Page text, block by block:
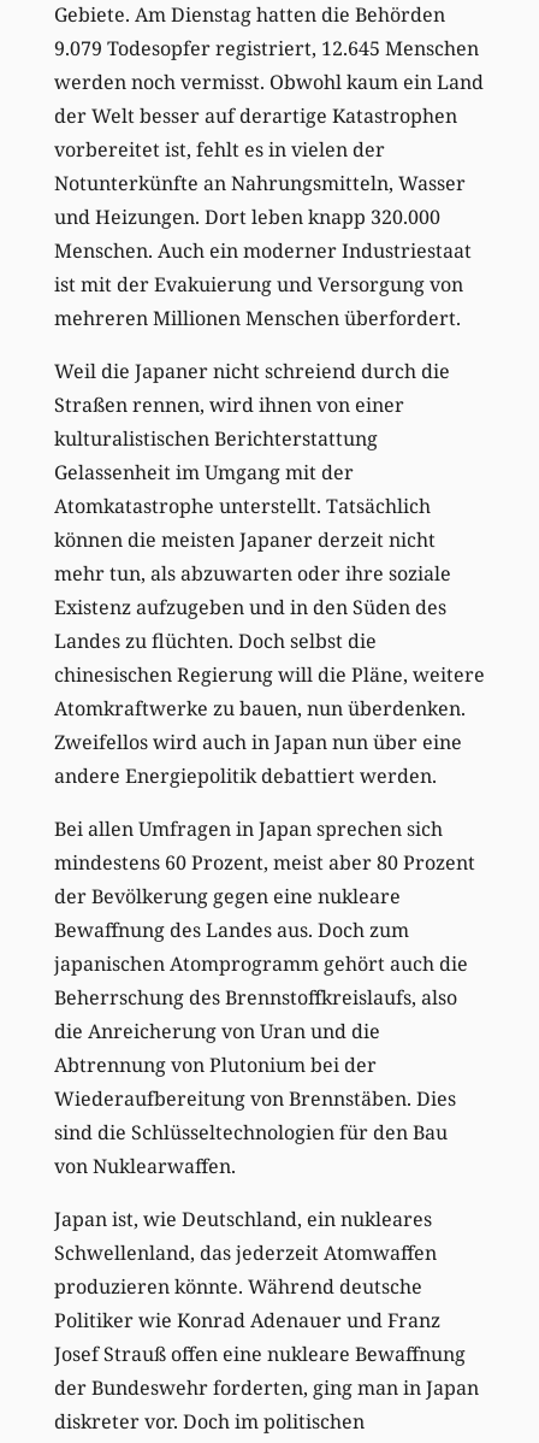
Gebiete. Am Dienstag hatten die Behörden
9.079 Todesopfer registriert, 12.645 Menschen
werden noch vermisst. Obwohl kaum ein Land
der Welt besser auf derartige Katastrophen
vorbereitet ist, fehlt es in vielen der
Notunterkünfte an Nahrungsmitteln, Wasser
und Heizungen. Dort leben knapp 320.000
Menschen. Auch ein moderner Industriestaat
ist mit der Evakuierung und Versorgung von
mehreren Millionen Menschen überfordert.
Weil die Japaner nicht schreiend durch die
Straßen rennen, wird ihnen von einer
kulturalistischen Berichterstattung
Gelassenheit im Umgang mit der
Atomkatastrophe unterstellt. Tatsächlich
können die meisten Japaner derzeit nicht
mehr tun, als abzuwarten oder ihre soziale
Existenz aufzugeben und in den Süden des
Landes zu flüchten. Doch selbst die
chinesischen Regierung will die Pläne, weitere
Atomkraftwerke zu bauen, nun überdenken.
Zweifellos wird auch in Japan nun über eine
andere Energiepolitik debattiert werden.
Bei allen Umfragen in Japan sprechen sich
mindestens 60 Prozent, meist aber 80 Prozent
der Bevölkerung gegen eine nukleare
Bewaffnung des Landes aus. Doch zum
japanischen Atomprogramm gehört auch die
Beherrschung des Brennstoffkreislaufs, also
die Anreicherung von Uran und die
Abtrennung von Plutonium bei der
Wiederaufbereitung von Brennstäben. Dies
sind die Schlüsseltechnologien für den Bau
von Nuklearwaffen.
Japan ist, wie Deutschland, ein nukleares
Schwellenland, das jederzeit Atomwaffen
produzieren könnte. Während deutsche
Politiker wie Konrad Adenauer und Franz
Josef Strauß offen eine nukleare Bewaffnung
der Bundeswehr forderten, ging man in Japan
diskreter vor. Doch im politischen